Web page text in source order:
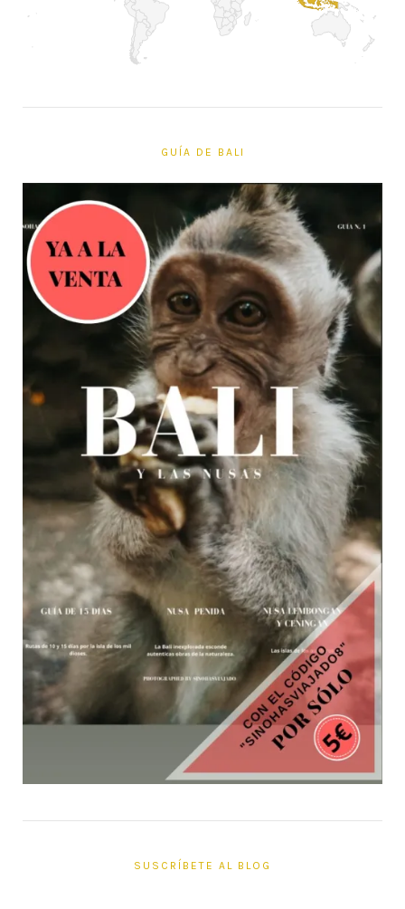
GUÍA DE BALI
SUSCRÍBETE AL BLOG